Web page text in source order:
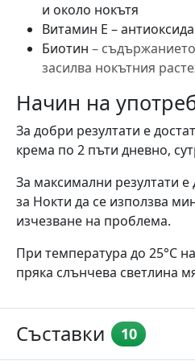
и около нокътя
Витамин Е –
Биотин –
засилва нокътния
Начин на
За добри резултати е
крема по 2 пъти дневно,
За максимални резултати
за Нокти да се използва
изчезване на проблема.
При температура до 25°C
пряка слънчева светлина
Съставки 10